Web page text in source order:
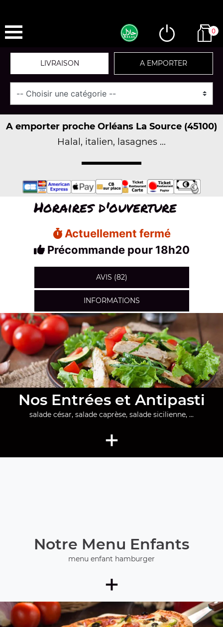
0
LIVRAISON A EMPORTER
A emporter proche Orléans La Source (45100)
Halal, italien, lasagnes ...
Horaires d'ouverture
Actuellement fermé
Précommande pour 18h20
AVIS (82)
INFORMATIONS
Nos Entrées et Antipasti
salade césar, salade caprèse, salade sicilienne, ...
+
Notre Menu Enfants
menu enfant hamburger
+